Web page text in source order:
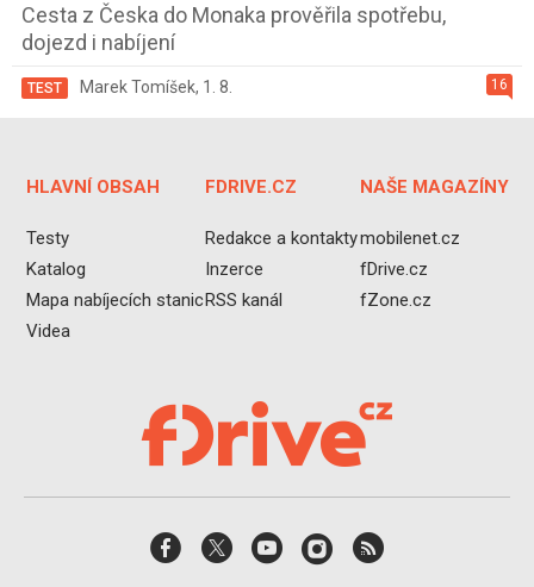
Cesta z Česka do Monaka prověřila spotřebu,
dojezd i nabíjení
16
TEST Marek Tomíšek, 1. 8.
HLAVNÍ OBSAH
Testy
Katalog
Mapa nabíjecích stanic
Videa
FDRIVE.CZ
Redakce a kontakty
Inzerce
RSS kanál
NAŠE MAGAZÍNY
mobilenet.cz
fDrive.cz
fZone.cz